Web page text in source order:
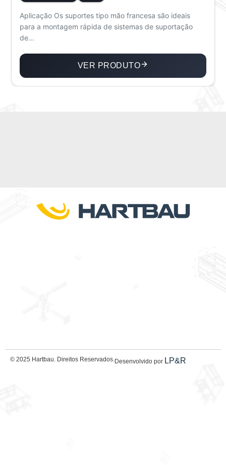
Aplicação Os suportes tipo mão francesa são ideais
para a montagem rápida de sistemas de suportação
de...
VER PRODUTO
© 2025 Hartbau. Direitos Reservados.Desenvolvido por LP&R